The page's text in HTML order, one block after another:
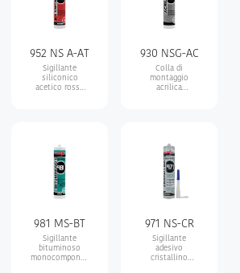
all’umidità.
Ottima
adesione su
952 NS A-AT
Sigillante
siliconico
acetico rosso
industriali .
930 NSG-AC
Colla di
montaggio
acrilica
ventosa
immediato
981 MS-BT
Sigillante
bituminoso
monocomponente
971 NS-CR
Sigillante
adesivo
cristallino